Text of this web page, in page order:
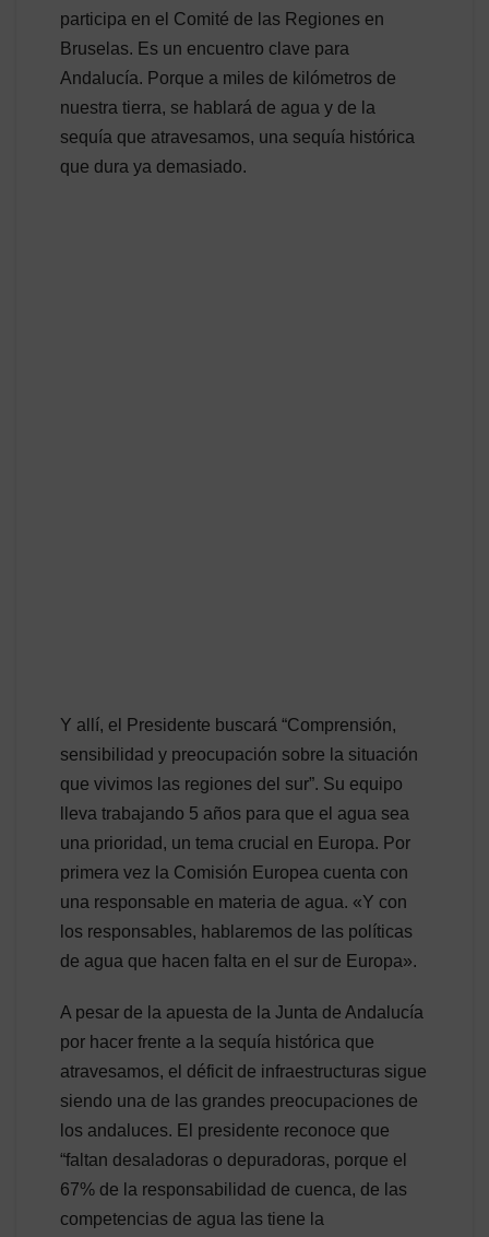
participa en el Comité de las Regiones en
Bruselas. Es un encuentro clave para
Andalucía. Porque a miles de kilómetros de
nuestra tierra, se hablará de agua y de la
sequía que atravesamos, una sequía histórica
que dura ya demasiado.
Y allí, el Presidente buscará “Comprensión,
sensibilidad y preocupación sobre la situación
que vivimos las regiones del sur”. Su equipo
lleva trabajando 5 años para que el agua sea
una prioridad, un tema crucial en Europa. Por
primera vez la Comisión Europea cuenta con
una responsable en materia de agua. «Y con
los responsables, hablaremos de las políticas
de agua que hacen falta en el sur de Europa».
A pesar de la apuesta de la Junta de Andalucía
por hacer frente a la sequía histórica que
atravesamos, el déficit de infraestructuras sigue
siendo una de las grandes preocupaciones de
los andaluces. El presidente reconoce que
“faltan desaladoras o depuradoras, porque el
67% de la responsabilidad de cuenca, de las
competencias de agua las tiene la